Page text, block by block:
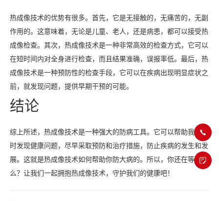
热成像技术的优势有很多。首先，它是无接触的，无痛苦的，无副
作用的。这意味着，无论是儿童、老人，还是病患，都可以接受热
成像检查。其次，热成像技术是一种非常高效的检查方式，它可以
在短时间内对全身进行检查，而且结果准确，误报率低。最后，热
成像技术是一种预防性的检查手段，它可以在疾病出现明显症状之
前，就发现问题，提供早期干预的可能。
结论
综上所述，热成像技术是一种强大的防病工具。它可以帮助我们及
时发现健康问题，尽早采取预防和治疗措施，防止疾病的发生和发
展。这就是热成像技术如何帮助你防大病的。所以，你还在等什
么？让我们一起拥抱热成像技术，守护我们的健康吧！